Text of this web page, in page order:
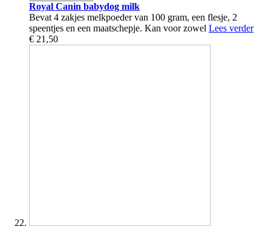
Royal Canin babydog milk
Bevat 4 zakjes melkpoeder van 100 gram, een flesje, 2
speentjes en een maatschepje. Kan voor zowel Lees verder
€ 21,50